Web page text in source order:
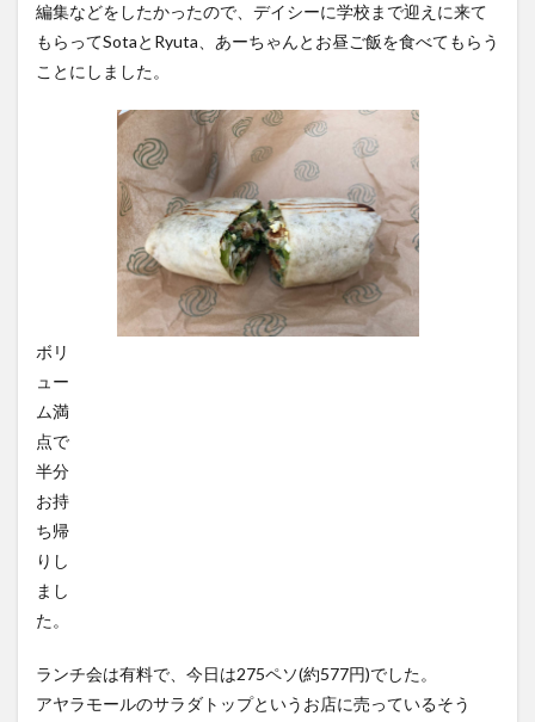
編集などをしたかったので、デイシーに学校まで迎えに来て
もらってSotaとRyuta、あーちゃんとお昼ご飯を食べてもらう
ことにしました。
ボリ
ュー
ム満
点で
半分
お持
ち帰
りし
まし
た。
ランチ会は有料で、今日は275ペソ(約577円)でした。
アヤラモールのサラダトップというお店に売っているそう